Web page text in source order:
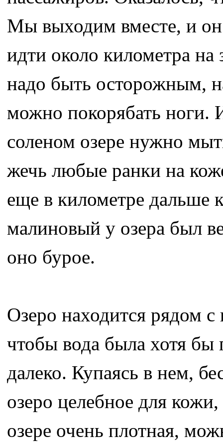
Мы выходим вместе, и он
идти около километра на
надо быть осторожным,
можно покорябать ноги.
соленом озере нужно
жечь любые ранки на
еще в километре дальше
малиновый у озера был
оно бурое.
Озеро находится рядом
чтобы вода была хотя бы
далеко. Купаясь в нем,
озеро целебное для
озере очень плотная,